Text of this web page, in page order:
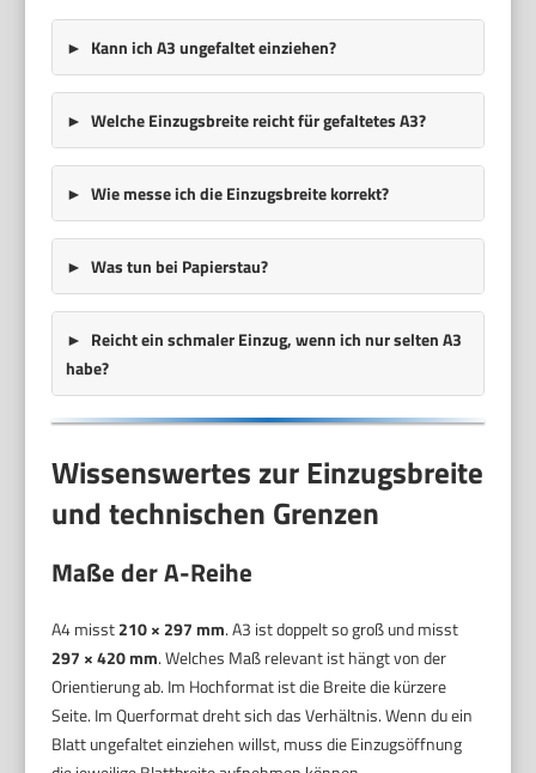
Kann ich A3 ungefaltet einziehen?
Welche Einzugsbreite reicht für gefaltetes A3?
Wie messe ich die Einzugsbreite korrekt?
Was tun bei Papierstau?
Reicht ein schmaler Einzug, wenn ich nur selten A3
habe?
Wissenswertes zur Einzugsbreite
und technischen Grenzen
Maße der A-Reihe
A4 misst210 × 297 mm. A3 ist doppelt so groß und misst
297 × 420 mm. Welches Maß relevant ist hängt von der
Orientierung ab. Im Hochformat ist die Breite die kürzere
Seite. Im Querformat dreht sich das Verhältnis. Wenn du ein
Blatt ungefaltet einziehen willst, muss die Einzugsöffnung